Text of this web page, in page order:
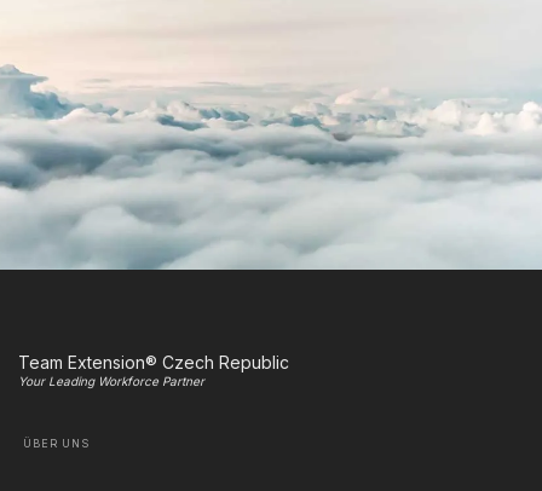
Team Extension® Czech Republic
Your Leading Workforce Partner
ÜBER UNS